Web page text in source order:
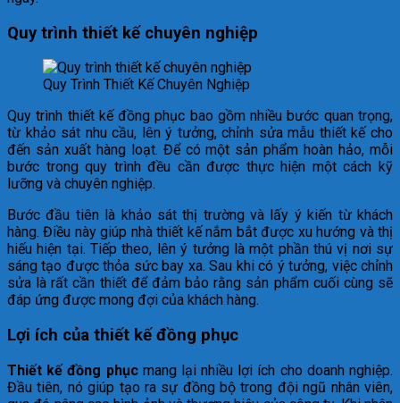
Quy trình thiết kế chuyên nghiệp
Quy Trình Thiết Kế Chuyên Nghiệp
Quy trình thiết kế đồng phục bao gồm nhiều bước quan trọng,
từ khảo sát nhu cầu, lên ý tưởng, chỉnh sửa mẫu thiết kế cho
đến sản xuất hàng loạt. Để có một sản phẩm hoàn hảo, mỗi
bước trong quy trình đều cần được thực hiện một cách kỹ
lưỡng và chuyên nghiệp.
Bước đầu tiên là khảo sát thị trường và lấy ý kiến từ khách
hàng. Điều này giúp nhà thiết kế nắm bắt được xu hướng và thị
hiếu hiện tại. Tiếp theo, lên ý tưởng là một phần thú vị nơi sự
sáng tạo được thỏa sức bay xa. Sau khi có ý tưởng, việc chỉnh
sửa là rất cần thiết để đảm bảo rằng sản phẩm cuối cùng sẽ
đáp ứng được mong đợi của khách hàng.
Lợi ích của thiết kế đồng phục
Thiết kế đồng phụcmang lại nhiều lợi ích cho doanh nghiệp.
Đầu tiên, nó giúp tạo ra sự đồng bộ trong đội ngũ nhân viên,